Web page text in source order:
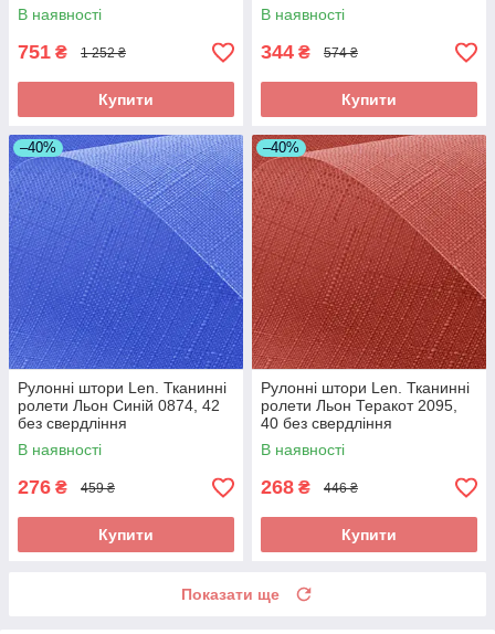
В наявності
751 ₴ 1 252 ₴
Купити
В наявності
344 ₴ 574 ₴
Купити
–40%
Рулонні штори Len. Тканинні
ролети Льон Синій 0874, 42
без свердління
В наявності
276 ₴ 459 ₴
Купити
–40%
Рулонні штори Len. Тканинні
ролети Льон Теракот 2095,
40 без свердління
В наявності
268 ₴ 446 ₴
Купити
Показати ще